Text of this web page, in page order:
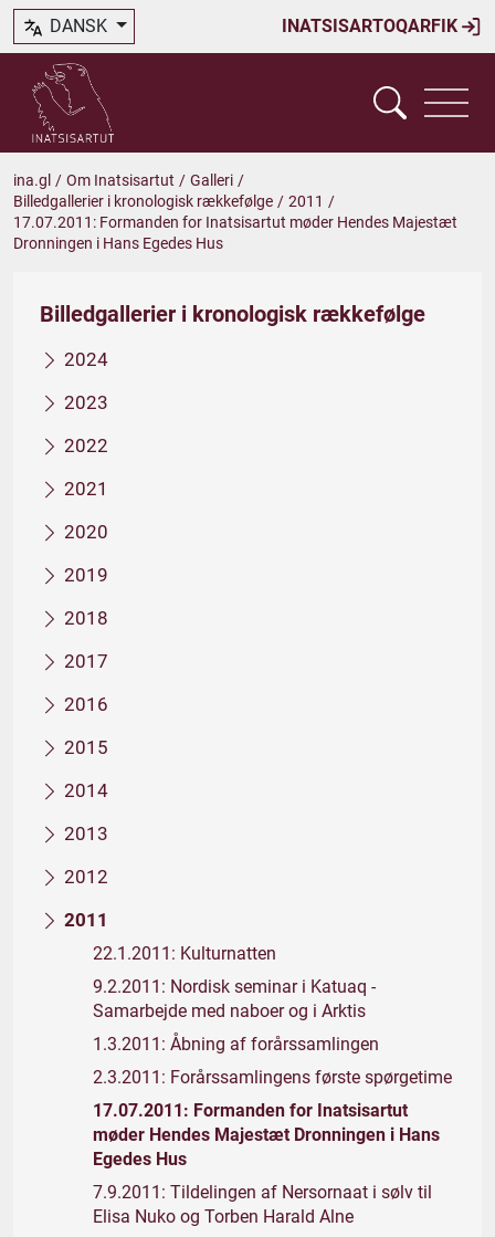
INATSISARTOQARFIK
DANSK
ina.gl / Om Inatsisartut / Galleri /
Billedgallerier i kronologisk rækkefølge / 2011 /
17.07.2011: Formanden for Inatsisartut møder Hendes Majestæt
Dronningen i Hans Egedes Hus
Billedgallerier i kronologisk rækkefølge
2024
2023
2022
2021
2020
2019
2018
2017
2016
2015
2014
2013
2012
2011
22.1.2011: Kulturnatten
9.2.2011: Nordisk seminar i Katuaq -
Samarbejde med naboer og i Arktis
1.3.2011: Åbning af forårssamlingen
2.3.2011: Forårssamlingens første spørgetime
17.07.2011: Formanden for Inatsisartut
møder Hendes Majestæt Dronningen i Hans
Egedes Hus
7.9.2011: Tildelingen af Nersornaat i sølv til
Elisa Nuko og Torben Harald Alne